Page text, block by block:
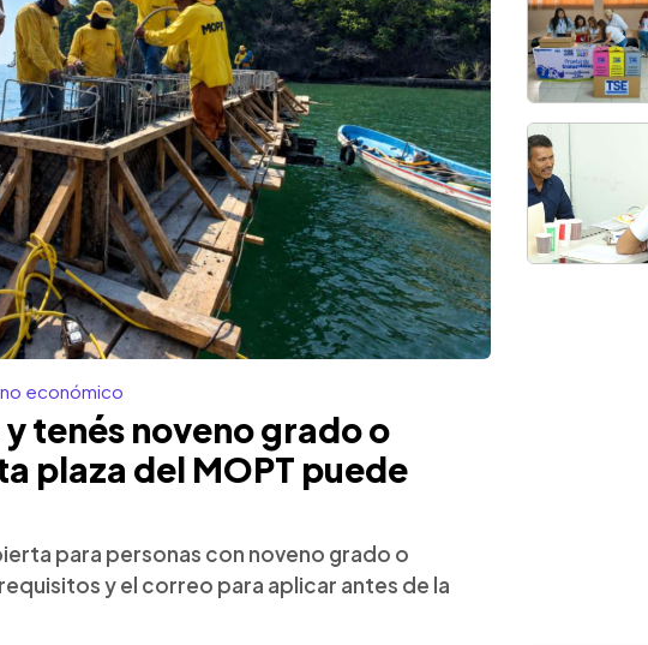
económico
tenés noveno grado o
plaza del MOPT puede
para personas con noveno grado o
y el correo para aplicar antes de la